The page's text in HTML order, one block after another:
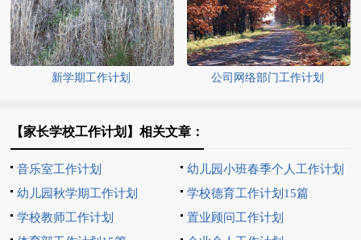
新学期工作计划 公司网络部门工作计划
【家长学校工作计划】相关文章：
音乐室工作计划
幼儿园小班春季个人工作计划
幼儿园秋学期工作计划
学校德育工作计划15篇
学校教师工作计划
置业顾问工作计划